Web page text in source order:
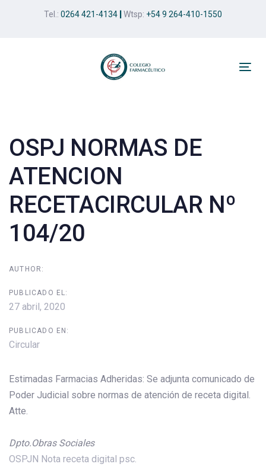
Tel.: 0264 421-4134 Wtsp: +54 9 264-410-1550
OSPJ NORMAS DE
ATENCION
RECETACIRCULAR Nº
104/20
AUTHOR:
PUBLICADO EL:
27 abril, 2020
PUBLICADO EN:
Circular
Estimadas Farmacias Adheridas: Se adjunta comunicado de
Poder Judicial sobre normas de atención de receta digital.
Atte.
Dpto.Obras Sociales
OSPJN Nota receta digital psc.
navigation